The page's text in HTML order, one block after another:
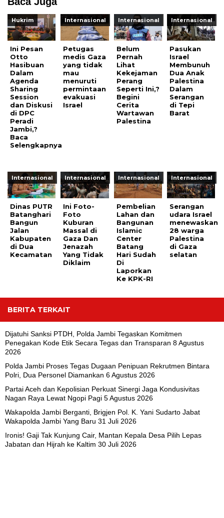
Hukrim
Ini Pesan
Otto
Hasibuan
Dalam
Agenda
Sharing
Session
dan Diskusi
di DPC
Peradi
Jambi,?
Baca
Selengkapnya
Internasional
Petugas
medis Gaza
yang tidak
mau
menuruti
permintaan
evakuasi
Israel
Internasional
Belum
Pernah
Lihat
Kekejaman
Perang
Seperti Ini,?
Begini
Cerita
Wartawan
Palestina
Internasional
Pasukan
Israel
Membunuh
Dua Anak
Palestina
Dalam
Serangan
di Tepi
Barat
Internasional
Dinas PUTR
Batanghari
Bangun
Jalan
Kabupaten
di Dua
Kecamatan
Internasional
Ini Foto-
Foto
Kuburan
Massal di
Gaza Dan
Jenazah
Yang Tidak
Diklaim
Internasional
Pembelian
Lahan dan
Bangunan
Islamic
Center
Batang
Hari Sudah
Di
Laporkan
Ke KPK-RI
Internasional
Serangan
udara Israel
menewaskan
28 warga
Palestina
di Gaza
selatan
BERITA TERKAIT
Dijatuhi Sanksi PTDH, Polda Jambi Tegaskan Komitmen
Penegakan Kode Etik Secara Tegas dan Transparan 8 Agustus
2026
Polda Jambi Proses Tegas Dugaan Penipuan Rekrutmen Bintara
Polri, Dua Personel Diamankan 6 Agustus 2026
Partai Aceh dan Kepolisian Perkuat Sinergi Jaga Kondusivitas
Nagan Raya Lewat Ngopi Pagi 5 Agustus 2026
Wakapolda Jambi Berganti, Brigjen Pol. K. Yani Sudarto Jabat
Wakapolda Jambi Yang Baru 31 Juli 2026
Ironis! Gaji Tak Kunjung Cair, Mantan Kepala Desa Pilih Lepas
Jabatan dan Hijrah ke Kaltim 30 Juli 2026